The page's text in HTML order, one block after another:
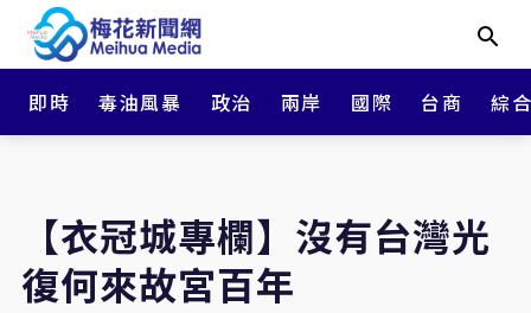
即時 毒油風暴 政治 兩岸 國際 台商 綜
【衣冠城專欄】沒有台灣光
復何來故宮百年